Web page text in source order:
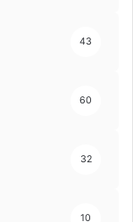
43
60
32
10